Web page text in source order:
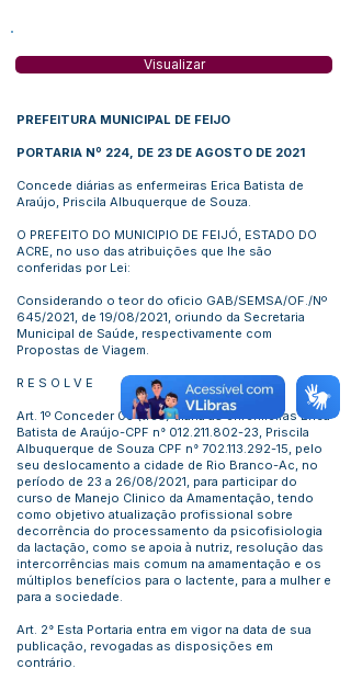
Visualizar
PREFEITURA MUNICIPAL DE FEIJO
PORTARIA Nº 224, DE 23 DE AGOSTO DE 2021
Concede diárias as enfermeiras Erica Batista de
Araújo, Priscila Albuquerque de Souza.
O PREFEITO DO MUNICIPIO DE FEIJÓ, ESTADO DO
ACRE, no uso das atribuições que lhe são
conferidas por Lei:
Considerando o teor do oficio GAB/SEMSA/OF./Nº
645/2021, de 19/08/2021, oriundo da Secretaria
Municipal de Saúde, respectivamente com
Propostas de Viagem.
R E S O L V E
Art. 1º Conceder 03 (três) diária as enfermeiras Erica
Batista de Araújo-CPF n° 012.211.802-23, Priscila
Albuquerque de Souza CPF n° 702.113.292-15, pelo
seu deslocamento a cidade de Rio Branco-Ac, no
período de 23 a 26/08/2021, para participar do
curso de Manejo Clinico da Amamentação, tendo
como objetivo atualização profissional sobre
decorrência do processamento da psicofisiologia
da lactação, como se apoia à nutriz, resolução das
intercorrências mais comum na amamentação e os
múltiplos benefícios para o lactente, para a mulher e
para a sociedade.
Art. 2° Esta Portaria entra em vigor na data de sua
publicação, revogadas as disposições em
contrário.